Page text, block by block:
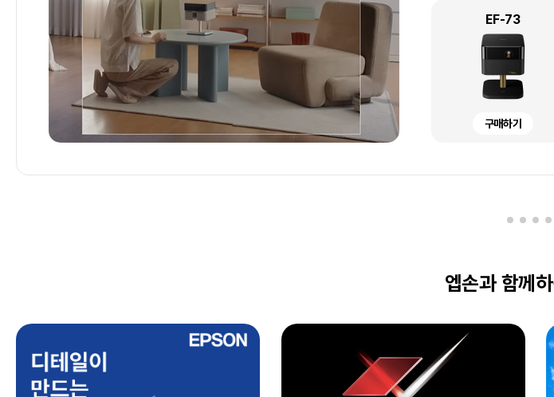
L8050
구매하기
L6460
구매하기
DS-C330
구매하기
LW-K200DA
EF-73
구매하기
엡손과 함께